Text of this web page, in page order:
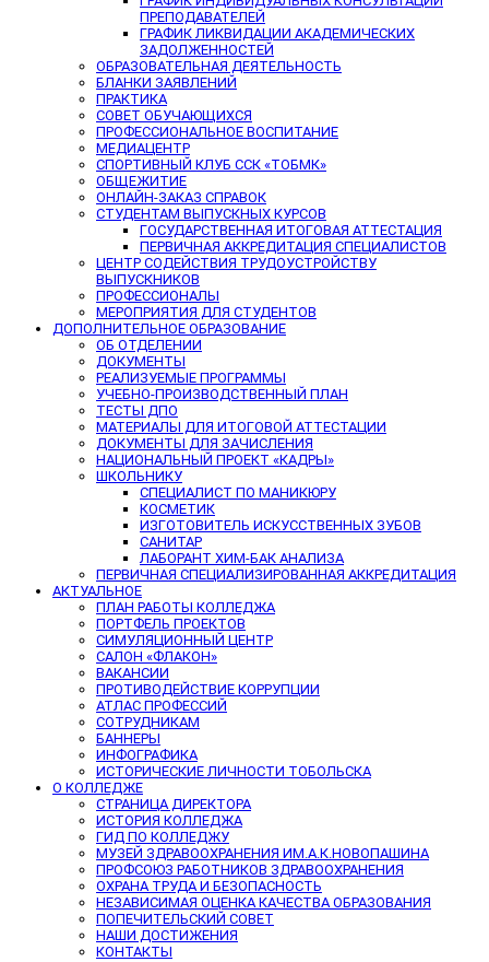
ПРЕПОДАВАТЕЛЕЙ
ГРАФИК ЛИКВИДАЦИИ АКАДЕМИЧЕСКИХ
ЗАДОЛЖЕННОСТЕЙ
ОБРАЗОВАТЕЛЬНАЯ ДЕЯТЕЛЬНОСТЬ
БЛАНКИ ЗАЯВЛЕНИЙ
ПРАКТИКА
СОВЕТ ОБУЧАЮЩИХСЯ
ПРОФЕССИОНАЛЬНОЕ ВОСПИТАНИЕ
МЕДИАЦЕНТР
СПОРТИВНЫЙ КЛУБ ССК «ТОБМК»
ОБЩЕЖИТИЕ
ОНЛАЙН-ЗАКАЗ СПРАВОК
СТУДЕНТАМ ВЫПУСКНЫХ КУРСОВ
ГОСУДАРСТВЕННАЯ ИТОГОВАЯ АТТЕСТАЦИЯ
ПЕРВИЧНАЯ АККРЕДИТАЦИЯ СПЕЦИАЛИСТОВ
ЦЕНТР СОДЕЙСТВИЯ ТРУДОУСТРОЙСТВУ
ВЫПУСКНИКОВ
ПРОФЕССИОНАЛЫ
МЕРОПРИЯТИЯ ДЛЯ СТУДЕНТОВ
ДОПОЛНИТЕЛЬНОЕ ОБРАЗОВАНИЕ
ОБ ОТДЕЛЕНИИ
ДОКУМЕНТЫ
РЕАЛИЗУЕМЫЕ ПРОГРАММЫ
УЧЕБНО-ПРОИЗВОДСТВЕННЫЙ ПЛАН
ТЕСТЫ ДПО
МАТЕРИАЛЫ ДЛЯ ИТОГОВОЙ АТТЕСТАЦИИ
ДОКУМЕНТЫ ДЛЯ ЗАЧИСЛЕНИЯ
НАЦИОНАЛЬНЫЙ ПРОЕКТ «КАДРЫ»
ШКОЛЬНИКУ
СПЕЦИАЛИСТ ПО МАНИКЮРУ
КОСМЕТИК
ИЗГОТОВИТЕЛЬ ИСКУССТВЕННЫХ ЗУБОВ
САНИТАР
ЛАБОРАНТ ХИМ-БАК АНАЛИЗА
ПЕРВИЧНАЯ СПЕЦИАЛИЗИРОВАННАЯ АККРЕДИТАЦИЯ
АКТУАЛЬНОЕ
ПЛАН РАБОТЫ КОЛЛЕДЖА
ПОРТФЕЛЬ ПРОЕКТОВ
СИМУЛЯЦИОННЫЙ ЦЕНТР
САЛОН «ФЛАКОН»
ВАКАНСИИ
ПРОТИВОДЕЙСТВИЕ КОРРУПЦИИ
АТЛАС ПРОФЕССИЙ
СОТРУДНИКАМ
БАННЕРЫ
ИНФОГРАФИКА
ИСТОРИЧЕСКИЕ ЛИЧНОСТИ ТОБОЛЬСКА
О КОЛЛЕДЖЕ
СТРАНИЦА ДИРЕКТОРА
ИСТОРИЯ КОЛЛЕДЖА
ГИД ПО КОЛЛЕДЖУ
МУЗЕЙ ЗДРАВООХРАНЕНИЯ ИМ.А.К.НОВОПАШИНА
ПРОФСОЮЗ РАБОТНИКОВ ЗДРАВООХРАНЕНИЯ
ОХРАНА ТРУДА И БЕЗОПАСНОСТЬ
НЕЗАВИСИМАЯ ОЦЕНКА КАЧЕСТВА ОБРАЗОВАНИЯ
ПОПЕЧИТЕЛЬСКИЙ СОВЕТ
НАШИ ДОСТИЖЕНИЯ
КОНТАКТЫ